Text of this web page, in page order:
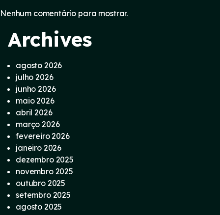
Nenhum comentário para mostrar.
Archives
agosto 2026
julho 2026
junho 2026
maio 2026
abril 2026
março 2026
fevereiro 2026
janeiro 2026
dezembro 2025
novembro 2025
outubro 2025
setembro 2025
agosto 2025